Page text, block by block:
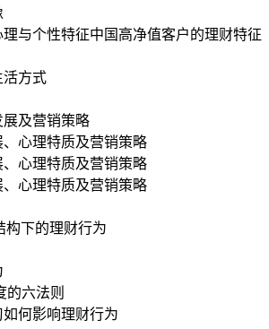
与个性特征中国高净值客户的理财特征
活方式
及营销策略
心理特质及营销策略
心理特质及营销策略
心理特质及营销策略
构下的理财行为
的六法则
何影响理财行为